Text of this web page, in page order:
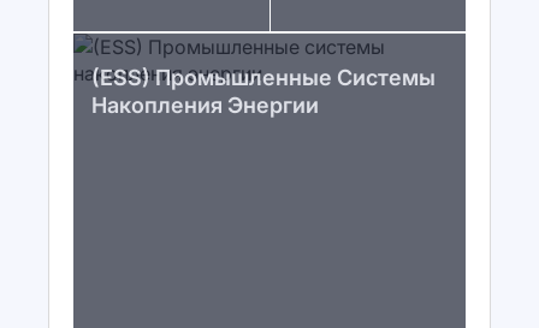
(ESS) Промышленные Системы
Накопления Энергии